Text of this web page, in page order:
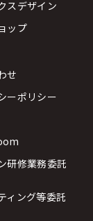
スデザイン
ップ
せ
ーポリシー
研修業務委託
ィング等委託